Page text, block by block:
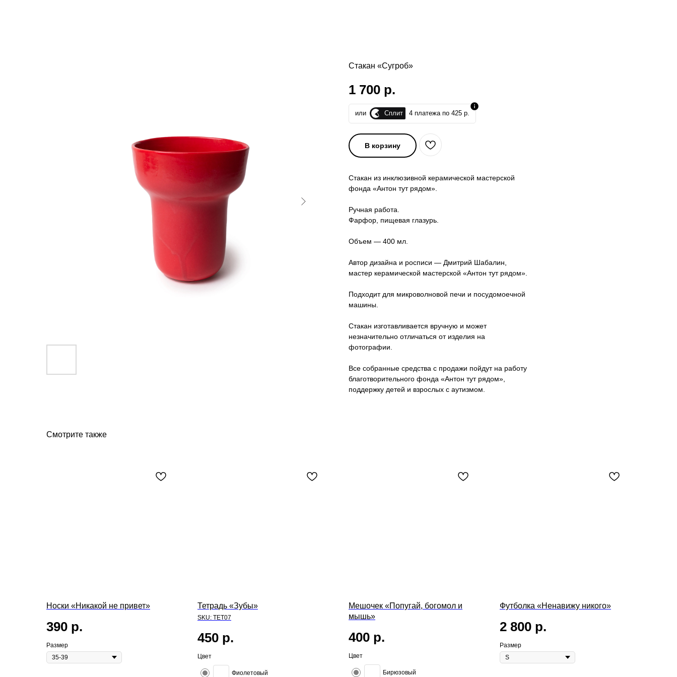
Стакан «Сугроб»
1 700 р.
или Сплит 4 платежа по 425 р.
В корзину
Стакан из инклюзивной керамической мастерской
фонда «Антон тут рядом».
Ручная работа.
Фарфор, пищевая глазурь.
Объем — 400 мл.
Автор дизайна и росписи — Дмитрий Шабалин,
мастер керамической мастерской «Антон тут рядом».
Подходит для микроволновой печи и посудомоечной
машины.
Стакан изготавливается вручную и может
незначительно отличаться от изделия на
фотографии.
Все собранные средства с продажи пойдут на работу
благотворительного фонда «Антон тут рядом»,
поддержку детей и взрослых с аутизмом.
Смотрите также
Носки «Никакой не привет»
390 р.
Размер
Тетрадь «Зубы»
SKU: TET07
450 р.
Цвет
Фиолетовый
Мешочек «Попугай, богомол и
мышь»
400 р.
Цвет
Бирюзовый
Футболка «Ненавижу никого»
2 800 р.
Размер